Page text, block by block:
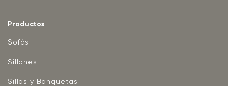
Productos
Sofás
Sillones
Sillas y Banquetas